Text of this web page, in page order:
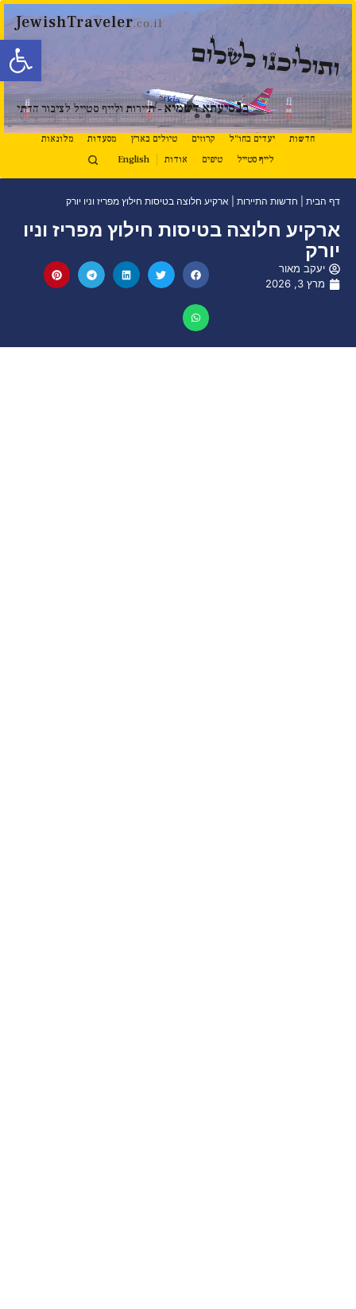
פתח
JewishTraveler.co.il
ותוליכנו לשלום
בנסיעתא דשמיא - תיירות ולייף סטייל לציבור הדתי
חדשות יעדים בחו"ל קרוזים טיולים בארץ מסעדות
מלונאות
לייף סטייל
טיפים אודות English
דף הבית חדשות התיירות ארקיע חלוצה בטיסות חילוץ מפריז וניו יורק
ארקיע חלוצה בטיסות חילוץ מפריז וניו
יורק
יעקב מאור
מרץ 3, 2026